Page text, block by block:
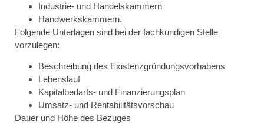
Industrie- und Handelskammern
Handwerkskammern.
Folgende Unterlagen sind bei der fachkundigen Stelle
vorzulegen:
Beschreibung des Existenzgründungsvorhabens
Lebenslauf
Kapitalbedarfs- und Finanzierungsplan
Umsatz- und Rentabilitätsvorschau
Dauer und Höhe des Bezuges